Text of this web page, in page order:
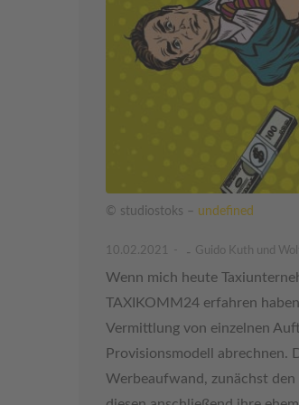
© studiostoks – undefined
10.02.2021 - Guido Kuth und
Wenn mich heute
TAXIKOMM24 erfahren
Vermittlung von einzelnen
Provisionsmodell abrechnen.
Werbeaufwand, zunächst